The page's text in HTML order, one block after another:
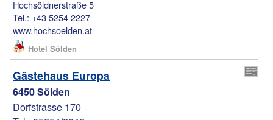
Hochsöldnerstraße 5
Tel.: +43 5254 2227
www.hochsoelden.at
Hotel Sölden
Gästehaus Europa
6450 Sölden
Dorfstrasse 170